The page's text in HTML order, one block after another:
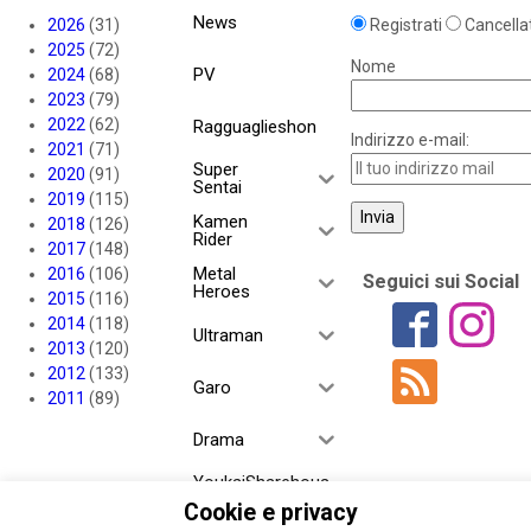
2026 (31)
2025 (72)
2024(68)
2023 (79)
2022(62)
2021 (71)
2020 (91)
2019 (115)
2018 (126)
2017(148)
2016 (106)
2015 (116)
2014(118)
2013 (120)
2012(133)
2011 (89)
News
PV
Ragguaglieshon
Super
Sentai
Kamen
Rider
Metal
Heroes
Ultraman
Garo
Drama
YoukaiSharehous
e
Registrati
Nome
Indirizzo e-mail:
Seguici sui Social
Cookie e privacy